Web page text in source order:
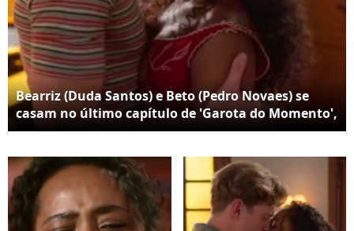
Bearriz (Duda Santos) e Beto (Pedro Novaes) se
casam no último capítulo de 'Garota do Momento',
que acontece no capítulo de 27 de junho